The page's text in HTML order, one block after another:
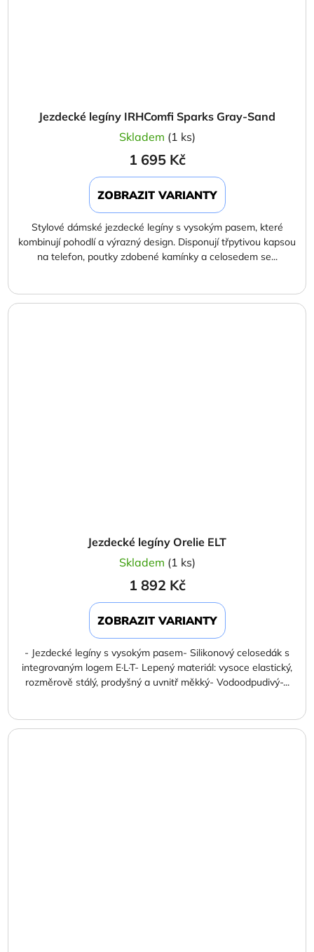
Jezdecké legíny IRHComfi Sparks Gray-Sand
Skladem (1 ks)
1 695 Kč
ZOBRAZIT VARIANTY
Stylové dámské jezdecké legíny s vysokým pasem, které
kombinují pohodlí a výrazný design. Disponují třpytivou kapsou
na telefon, poutky zdobené kamínky a celosedem se...
Jezdecké legíny Orelie ELT
Skladem (1 ks)
1 892 Kč
ZOBRAZIT VARIANTY
- Jezdecké legíny s vysokým pasem- Silikonový celosedák s
integrovaným logem E·L·T- Lepený materiál: vysoce elastický,
rozměrově stálý, prodyšný a uvnitř měkký- Vodoodpudivý-...